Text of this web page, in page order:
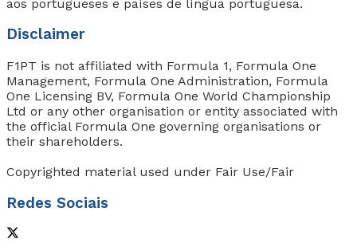
aos portugueses e países de língua portuguesa.
Disclaimer
F1PT is not affiliated with Formula 1, Formula One
Management, Formula One Administration, Formula
One Licensing BV, Formula One World Championship
Ltd or any other organisation or entity associated with
the official Formula One governing organisations or
their shareholders.
Copyrighted material used under Fair Use/Fair
Redes Sociais